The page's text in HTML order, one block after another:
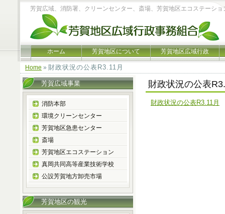
芳賀広域、消防署、クリーンセンター、斎場、芳賀地区エコステーショ
ホーム 芳賀地区について 芳賀地区広域行政
Home » 財政状況の公表R3.11月
財政状況の公表
財政状況の公表R3.11月
芳賀広域事業
消防本部
環境クリーンセンター
芳賀地区急患センター
斎場
芳賀地区エコステーション
真岡共同高等産業技術学校
公設芳賀地方卸売市場
芳賀地区の観光